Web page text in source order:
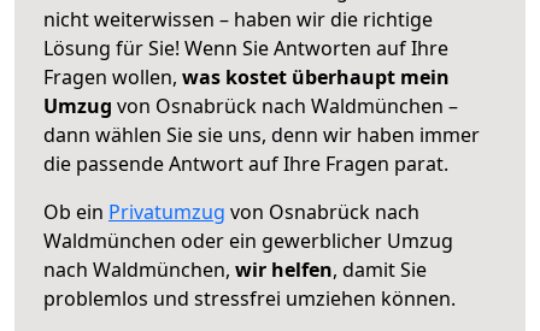
nicht weiterwissen – haben wir die richtige
Lösung für Sie! Wenn Sie Antworten auf Ihre
Fragen wollen, was kostet überhaupt mein
Umzug von Osnabrück nach Waldmünchen –
dann wählen Sie sie uns, denn wir haben immer
die passende Antwort auf Ihre Fragen parat.
Ob ein Privatumzug von Osnabrück nach
Waldmünchen oder ein gewerblicher Umzug
nach Waldmünchen, wir helfen, damit Sie
problemlos und stressfrei umziehen können.